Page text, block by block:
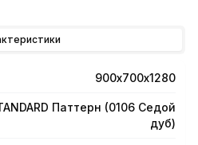
900х700х1280
Паттерн (0106 Седой
дуб)